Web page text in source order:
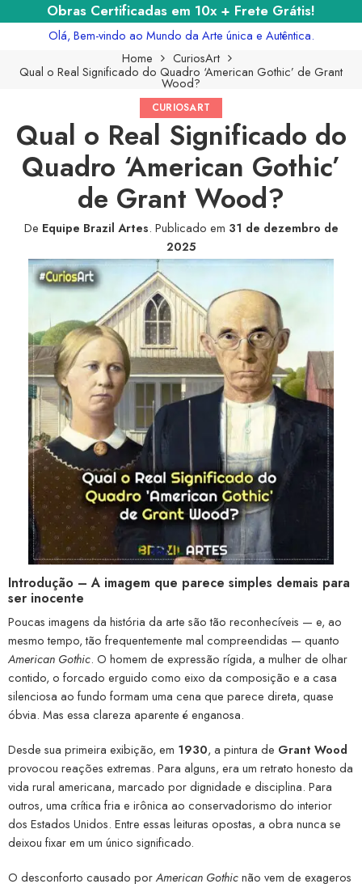
Obras Certificadas em 10x + Frete Grátis!
Olá, Bem-vindo ao Mundo da Arte única e Autêntica.
Home
CuriosArt
Qual o Real Significado do Quadro ‘American Gothic’ de Grant
Wood?
CURIOSART
Qual o Real Significado do
Quadro ‘American Gothic’
de Grant Wood?
De Equipe Brazil Artes. Publicado em 31 de dezembro de
2025
Introdução – A imagem que parece simples demais para
ser inocente
Poucas imagens da história da arte são tão reconhecíveis — e, ao
mesmo tempo, tão frequentemente mal compreendidas — quanto
American Gothic. O homem de expressão rígida, a mulher de olhar
contido, o forcado erguido como eixo da composição e a casa
silenciosa ao fundo formam uma cena que parece direta, quase
óbvia. Mas essa clareza aparente é enganosa.
Desde sua primeira exibição, em 1930, a pintura de Grant Wood
provocou reações extremas. Para alguns, era um retrato honesto da
vida rural americana, marcado por dignidade e disciplina. Para
outros, uma crítica fria e irônica ao conservadorismo do interior
dos Estados Unidos. Entre essas leituras opostas, a obra nunca se
deixou fixar em um único significado.
O desconforto causado porAmerican Gothicnão vem de exageros